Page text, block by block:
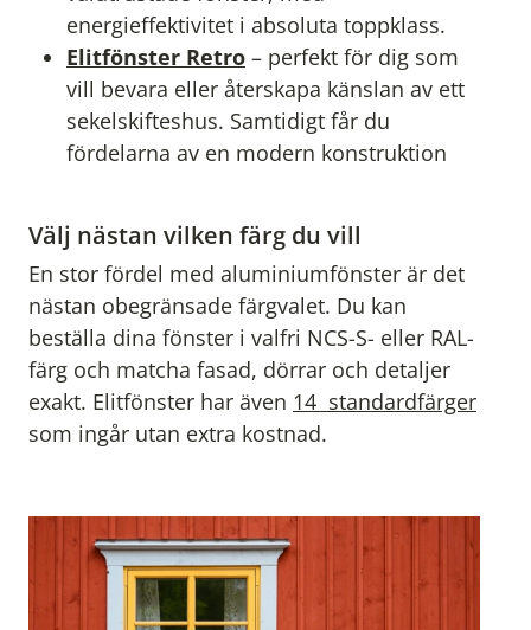
energieffektivitet i absoluta toppklass.
Elitfönster Retro – perfekt för dig som
vill bevara eller återskapa känslan av ett
sekelskifteshus. Samtidigt får du
fördelarna av en modern konstruktion
Välj nästan vilken färg du vill
En stor fördel med aluminiumfönster är det
nästan obegränsade färgvalet. Du kan
beställa dina fönster i valfri NCS-S- eller RAL-
färg och matcha fasad, dörrar och detaljer
exakt. Elitfönster har även 14 standardfärger
som ingår utan extra kostnad.